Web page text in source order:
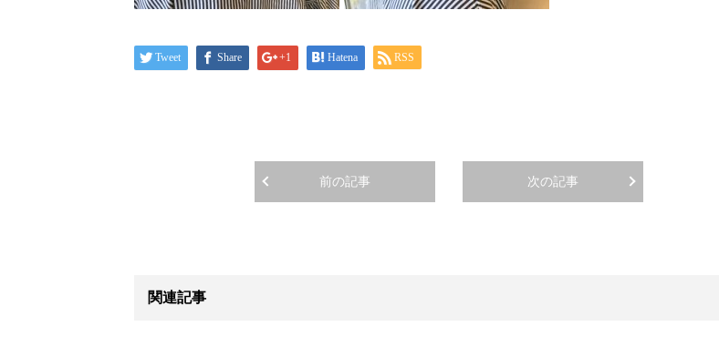
Tweet Share +1 Hatena RSS
前の記事 次の記事
関連記事